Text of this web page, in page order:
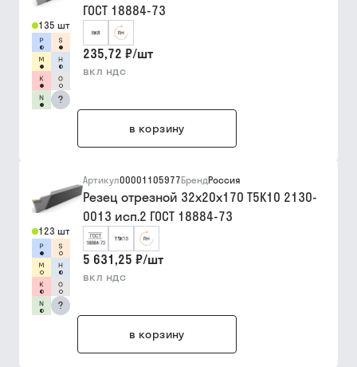
135 шт
?
ГОСТ 18884-73
235,72 ₽/шт
вкл ндс
в корзину
123 шт
?
Артикул00001105977БрендРоссия
Резец отрезной 32х20х170 Т5К10 2130-
0013 исп.2 ГОСТ 18884-73
5 631,25 ₽/шт
вкл ндс
в корзину